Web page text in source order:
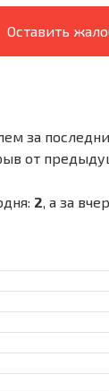
Оставить
за
от
2, а за